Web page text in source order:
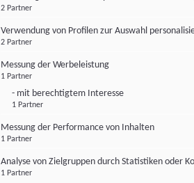
2 Partner
Verwendung von Profilen zur Auswahl
2 Partner
Messung der Werbeleistung
1 Partner
- mit berechtigtem Interesse
1 Partner
Messung der Performance von Inhalten
1 Partner
Analyse von Zielgruppen durch Statistiken oder
1 Partner